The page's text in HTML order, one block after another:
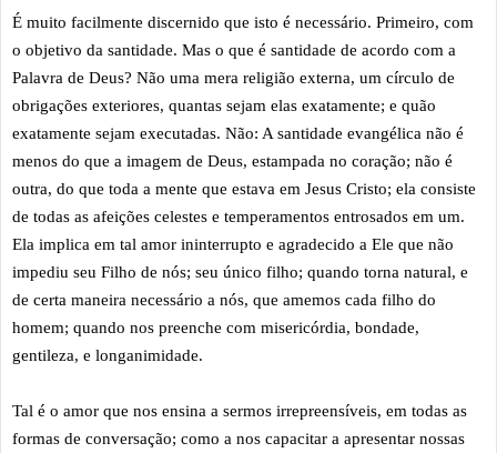
É muito facilmente discernido que isto é necessário. Primeiro, com
o objetivo da santidade. Mas o que é santidade de acordo com a
Palavra de Deus? Não uma mera religião externa, um círculo de
obrigações exteriores, quantas sejam elas exatamente; e quão
exatamente sejam executadas. Não: A santidade evangélica não é
menos do que a imagem de Deus, estampada no coração; não é
outra, do que toda a mente que estava em Jesus Cristo; ela consiste
de todas as afeições celestes e temperamentos entrosados em um.
Ela implica em tal amor ininterrupto e agradecido a Ele que não
impediu seu Filho de nós; seu único filho; quando torna natural, e
de certa maneira necessário a nós, que amemos cada filho do
homem; quando nos preenche com misericórdia, bondade,
gentileza, e longanimidade.
Tal é o amor que nos ensina a sermos irrepreensíveis, em todas as
formas de conversação; como a nos capacitar a apresentar nossas